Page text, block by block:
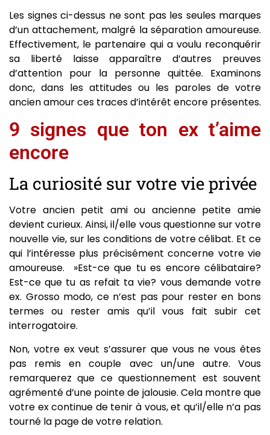
Les signes ci-dessus ne sont pas les seules marques
d’un attachement, malgré la séparation amoureuse.
Effectivement, le partenaire qui a voulu reconquérir
sa liberté laisse apparaître d’autres preuves
d’attention pour la personne quittée. Examinons
donc, dans les attitudes ou les paroles de votre
ancien amour ces traces d’intérêt encore présentes.
9 signes que ton ex t’aime
encore
La curiosité sur votre vie privée
Votre ancien petit ami ou ancienne petite amie
devient curieux. Ainsi, il/elle vous questionne sur votre
nouvelle vie, sur les conditions de votre célibat. Et ce
qui l’intéresse plus précisément concerne votre vie
amoureuse. »Est-ce que tu es encore célibataire?
Est-ce que tu as refait ta vie? vous demande votre
ex. Grosso modo, ce n’est pas pour rester en bons
termes ou rester amis qu’il vous fait subir cet
interrogatoire.
Non, votre ex veut s’assurer que vous ne vous êtes
pas remis en couple avec un/une autre. Vous
remarquerez que ce questionnement est souvent
agrémenté d’une pointe de jalousie. Cela montre que
votre ex continue de tenir à vous, et qu’il/elle n’a pas
tourné la page de votre relation.